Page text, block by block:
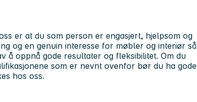
er at du som person er engasjert, hjelpsom og
og en genuin interesse for møbler og interiør så
å oppnå gode resultater og fleksibilitet. Om du
som er nevnt ovenfor bør du ha gode
hos oss.